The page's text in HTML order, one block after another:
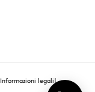
Informazioni legali|